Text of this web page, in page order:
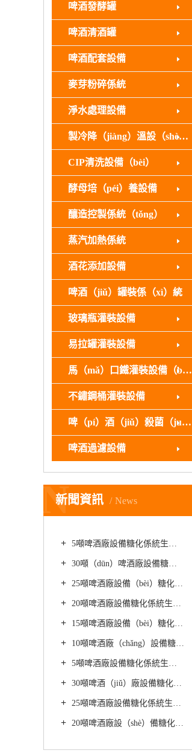
啤酒發酵罐
啤酒清酒罐
啤酒配套設備
麥芽粉碎係統
淨水處理設備
製冷降（jiàng）溫設（shè）備
CIP清洗設備（bèi）
酵母培（péi）養設備
釀造控製係統（tǒng）
蒸汽加熱係統
酒花添加設備
啤酒（jiǔ）罐裝係（xì）統
玻璃瓶灌裝設備
易拉罐灌裝設備
馬（mǎ）口鐵灌裝設備（bèi）
不鏽鋼桶灌裝設備
啤（pí）酒（jiǔ）殺菌（jun1）設備
啤酒過濾設備
新聞資訊 News
N
5噸啤酒廠設備糖化係統生產精釀啤酒如何降低苦味
30噸（dūn）啤酒廠設備糖化係統生產的精釀啤酒有哪（nǎ）些優勢
25噸啤酒廠設備（bèi）糖化係統如何生產（chǎn）精釀啤酒好處
20噸啤酒廠設備糖化係統生產精（jīng）釀啤酒時使用的發酵方法（fǎ）
15噸啤酒廠設備（bèi）糖化係統生產精釀如何處理釀（niàng）酒大麥
10噸啤酒廠（chǎng）設備糖化係統生產的精釀啤酒的主要成分
5噸啤酒廠設備糖化係統生產精釀啤酒如何提升（shēng）質量
30噸啤酒（jiǔ）廠設備糖化（huà）係統生產精釀啤酒的發（fā）酵時間需要多久
25噸啤酒廠設備糖化係統生產啤酒需要哪些發酵方式
20噸啤酒廠設（shè）備糖化係統生產精釀黑啤（pí）的主要步驟